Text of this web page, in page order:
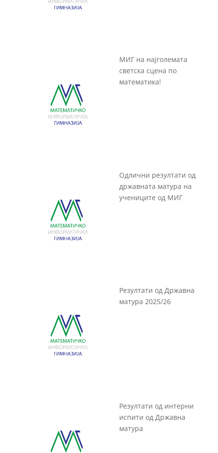
МИГ на најголемата
светска сцена по
математика!
Одлични резултати од
државната матура на
учениците од МИГ
Резултати од Државна
матура 2025/26
Резултати од интерни
испити од Државна
матура